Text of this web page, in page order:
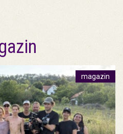
magazin